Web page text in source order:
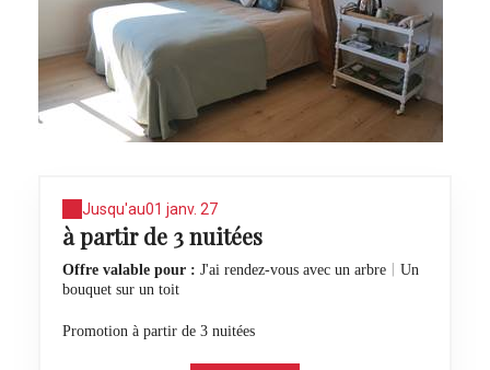
Jusqu'au01 janv. 27
à partir de 3 nuitées
Offre valable pour : J'ai rendez-vous avec un arbre
Un
bouquet sur un toit
Promotion à partir de 3 nuitées